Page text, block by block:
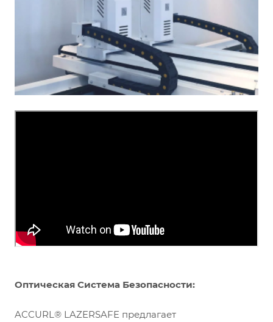
Оптическая Система Безопасности:
ACCURL® LAZERSAFE предлагает